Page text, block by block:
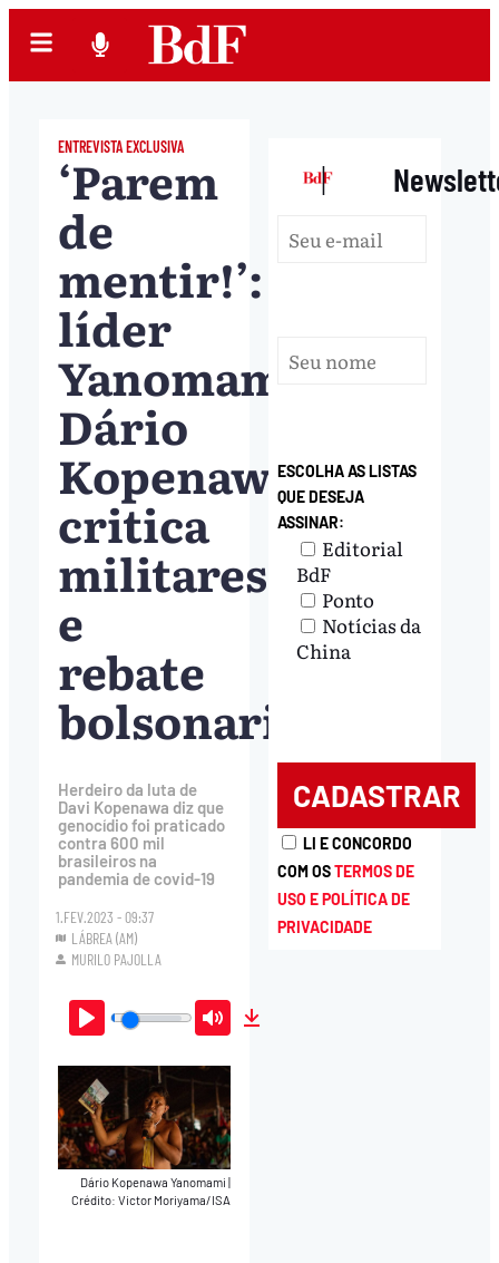
ENTREVISTA EXCLUSIVA
‘Parem
de
mentir!’:
líder
Yanomami,
Dário
Kopenawa
critica
militares
e
rebate
bolsonaristas
Herdeiro da luta de
Davi Kopenawa diz que
genocídio foi praticado
contra 600 mil
brasileiros na
pandemia de covid-19
1.FEV.2023 - 09:37
LÁBREA (AM)
MURILO PAJOLLA
Play Mute
Dário Kopenawa Yanomami
Crédito: Victor Moriyama/ISA
|
ESCOLHA AS LISTAS
QUE DESEJA
ASSINAR:
Editorial
BdF
Ponto
Notícias da
China
LI E CONCORDO
COM OSTERMOS DE
USO E POLÍTICA DE
PRIVACIDADE